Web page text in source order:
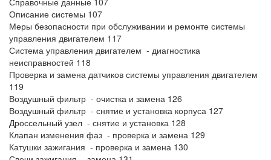
Описание системы 107
Меры безопасности при обслуживании и ремонте системы
управления двигателем 117
Система управления двигателем - диагностика
неисправностей 118
Проверка и замена датчиков системы управления двигателем
119
Воздушный фильтр - очистка и замена 126
Воздушный фильтр - снятие и установка корпуса 127
Дроссельный узел - снятие и установка 128
Клапан изменения фаз - проверка и замена 129
Катушки зажигания - проверка и замена 130